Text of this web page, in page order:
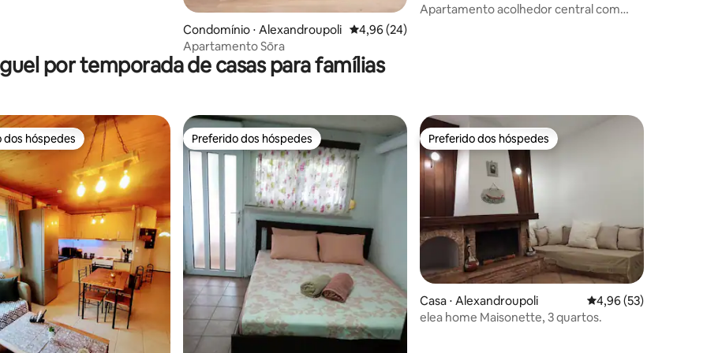
Condomínio ⋅ Alexandroupoli 4,96 de uma avaliação média de 5, 24 avaliações
4,96 (24)
Apartamento Sōra
Apartamento acolhedor central com
por temporada de casas para famílias
de 5, 39 avaliações
dos hóspedes
dos hóspedes Preferido dos hóspedes
Preferido dos hóspedes Preferido dos hóspedes
Preferido dos hóspedes
Casa ⋅ Alexandroupoli 4,96 de uma
4,96 (53)
elea home Maisonette, 3 quartos.